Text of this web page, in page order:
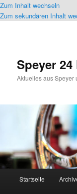
Zum Inhalt wechseln
Zum sekundären Inhalt
Speyer 24
Aktuelles aus Speyer
Startseite